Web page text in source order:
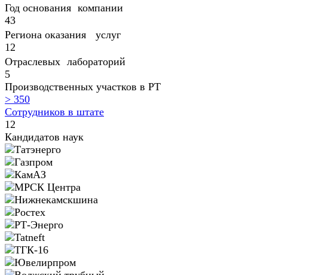
Год основания компании
43
Региона оказания услуг
12
Отраслевых лабораторий
5
Производственных участков в РТ
> 350
Сотрудников в штате
12
Кандидатов наук